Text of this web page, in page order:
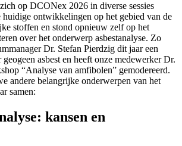
op DCONex 2026 in diverse sessies
huidige ontwikkelingen op het gebied van de
stoffen en stond opnieuw zelf op het
over het onderwerp asbestanalyse. Zo
Dr. Stefan Pierdzig dit jaar een
asbest en heeft onze medewerker Dr.
“Analyse van amfibolen” gemodereerd.
andere belangrijke onderwerpen van het
samen:
kansen en